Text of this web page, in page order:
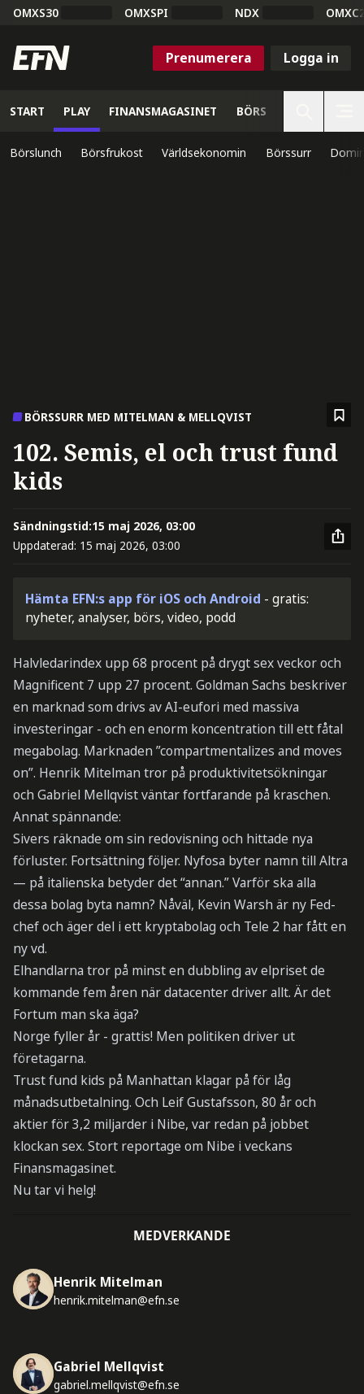
OMXS30 OMXSPI NDX
Prenumerera Logga in
START PLAY FINANSMAGASINET BÖRS
Börslunch Börsfrukost Världsekonomin Börssurr
BÖRSSURR MED MITELMAN & MELLQVIST
102. Semis, el och trust fund
kids
Sändningstid:15 maj 2026, 03:00
Uppdaterad: 15 maj 2026, 03:00
Hämta EFN:s app för iOS och Android - gratis:
nyheter, analyser, börs, video, podd
Halvledarindex upp 68 procent på drygt sex veckor och
Magnificent 7 upp 27 procent. Goldman Sachs beskriver
en marknad som drivs av AI-eufori med massiva
investeringar - och en enorm koncentration till ett fåtal
megabolag. Marknaden ”compartmentalizes and moves
on”. Henrik Mitelman tror på produktivitetsökningar
och Gabriel Mellqvist väntar fortfarande på kraschen.
Annat spännande:
Sivers räknade om sin redovisning och hittade nya
förluster. Fortsättning följer. Nyfosa byter namn till Altra
— på italienska betyder det “annan.” Varför ska alla
dessa bolag byta namn? Nåväl, Kevin Warsh är ny Fed-
chef och äger del i ett kryptabolag och Tele 2 har fått en
ny vd.
Elhandlarna tror på minst en dubbling av elpriset de
kommande fem åren när datacenter driver allt. Är det
Fortum man ska äga?
Norge fyller år - grattis! Men politiken driver ut
företagarna.
Trust fund kids på Manhattan klagar på för låg
månadsutbetalning. Och Leif Gustafsson, 80 år och
aktier för 3,2 miljarder i Nibe, var redan på jobbet
klockan sex. Stort reportage om Nibe i veckans
Finansmagasinet.
Nu tar vi helg!
MEDVERKANDE
Henrik Mitelman
henrik.mitelman@efn.se
Gabriel Mellqvist
gabriel.mellqvist@efn.se